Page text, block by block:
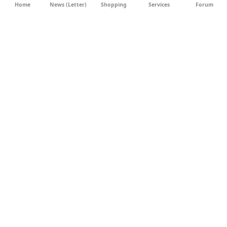
Home News (Letter) Shopping Services Forum